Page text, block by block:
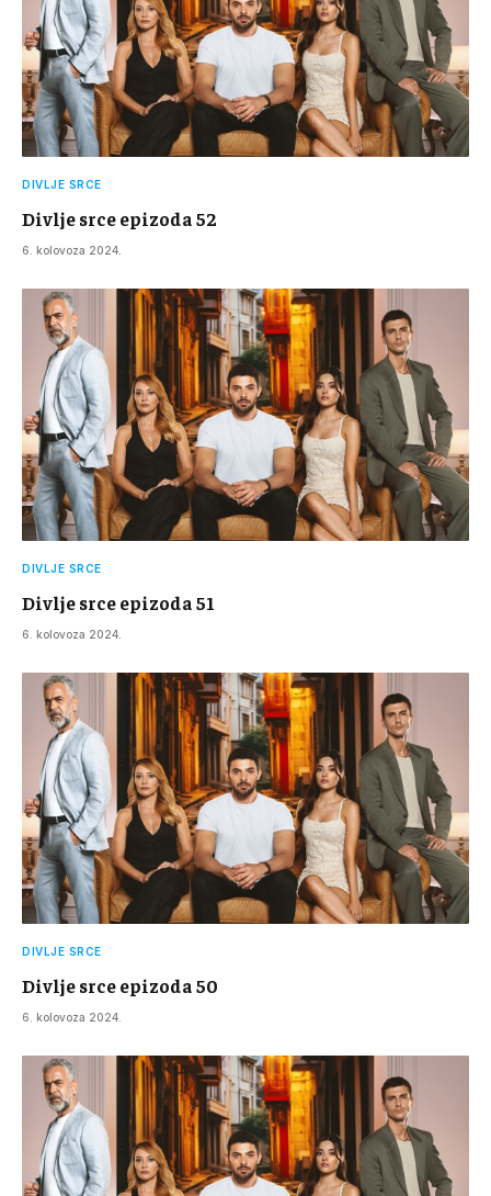
DIVLJE SRCE
Divlje srce epizoda 52
6. kolovoza 2024.
DIVLJE SRCE
Divlje srce epizoda 51
6. kolovoza 2024.
DIVLJE SRCE
Divlje srce epizoda 50
6. kolovoza 2024.